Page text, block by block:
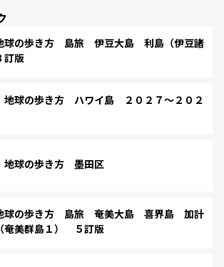
球の歩き方 島旅 伊豆大島 利島（伊豆諸
版
球の歩き方 ハワイ島 ２０２７～２０２
球の歩き方 墨田区
球の歩き方 島旅 奄美大島 喜界島 加計
奄美群島１） ５訂版